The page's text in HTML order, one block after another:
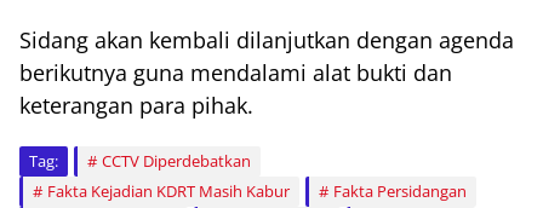
Sidang akan kembali dilanjutkan dengan agenda
berikutnya guna mendalami alat bukti dan
keterangan para pihak.
Tag:
CCTV Diperdebatkan
Fakta Kejadian KDRT Masih Kabur
Fakta Persidangan